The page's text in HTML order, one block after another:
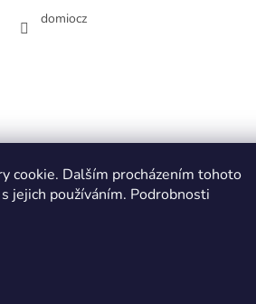
cookie. Dalším procházením tohoto
jejich používáním. Podrobnosti
domiocz